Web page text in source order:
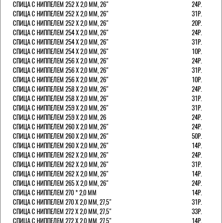
СПИЦА С НИППЕЛЕМ 252 Х 2,0 ММ, 26"
24Р.
СПИЦА С НИППЕЛЕМ 252 Х 2,0 ММ, 26"
31Р.
СПИЦА С НИППЕЛЕМ 252 Х 2,0 ММ, 26"
20Р.
СПИЦА С НИППЕЛЕМ 254 Х 2,0 ММ, 26"
24Р.
СПИЦА С НИППЕЛЕМ 254 Х 2,0 ММ, 26"
31Р.
СПИЦА С НИППЕЛЕМ 254 Х 2,0 ММ, 26"
10Р.
СПИЦА С НИППЕЛЕМ 256 Х 2,0 ММ, 26"
24Р.
СПИЦА С НИППЕЛЕМ 256 Х 2,0 ММ, 26"
31Р.
СПИЦА С НИППЕЛЕМ 256 Х 2,0 ММ, 26"
10Р.
СПИЦА С НИППЕЛЕМ 258 Х 2,0 ММ, 26"
24Р.
СПИЦА С НИППЕЛЕМ 258 Х 2,0 ММ, 26"
31Р.
СПИЦА С НИППЕЛЕМ 259 Х 2,0 ММ, 26"
31Р.
СПИЦА С НИППЕЛЕМ 259 Х 2,0 ММ, 26
24Р.
СПИЦА С НИППЕЛЕМ 260 Х 2,0 ММ, 26"
24Р.
СПИЦА С НИППЕЛЕМ 260 Х 2,0 ММ, 26"
50Р.
СПИЦА С НИППЕЛЕМ 260 Х 2,0 ММ, 26"
14Р.
СПИЦА С НИППЕЛЕМ 262 Х 2,0 ММ, 26"
24Р.
СПИЦА С НИППЕЛЕМ 262 Х 2,0 ММ, 26"
31Р.
СПИЦА С НИППЕЛЕМ 262 Х 2,0 ММ, 26"
14Р.
СПИЦА С НИППЕЛЕМ 265 Х 2,0 ММ, 26"
24Р.
СПИЦА С НИППЕЛЕМ 270 * 2,0 ММ
14Р.
СПИЦА С НИППЕЛЕМ 270 Х 2,0 ММ, 27,5"
31Р.
СПИЦА С НИППЕЛЕМ 272 Х 2,0 ММ, 27,5"
33Р.
СПИЦА С НИППЕЛЕМ 272 Х 2,0 ММ, 27,5"
14Р.